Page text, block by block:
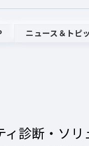
ニュース＆トピ
ィ診断・ソ